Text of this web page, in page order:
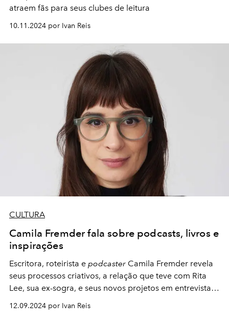
atraem fãs para seus clubes de leitura
10.11.2024 por Ivan Reis
CULTURA
Camila Fremder fala sobre podcasts, livros e
inspirações
Escritora, roteirista e podcaster Camila Fremder revela
seus processos criativos, a relação que teve com Rita
Lee, sua ex-sogra, e seus novos projetos em entrevista
12.09.2024 por Ivan Reis